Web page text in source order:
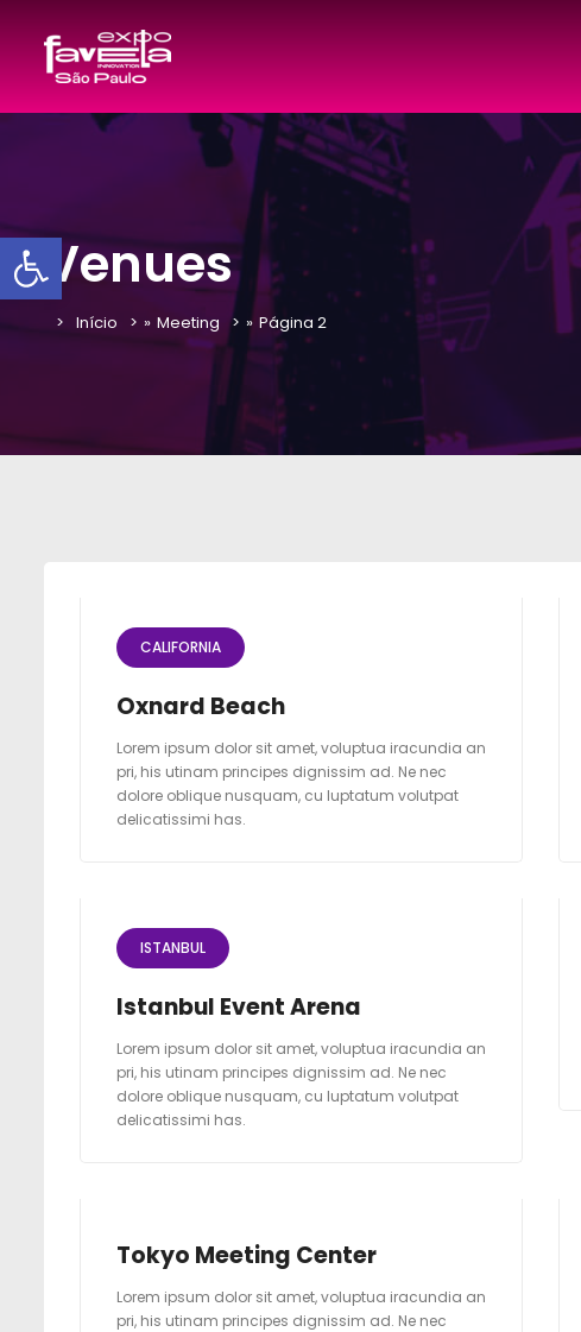
Barra de Ferramentas Aberta
Venues
Início » Meeting » Página 2
CALIFORNIA
Oxnard Beach
Lorem ipsum dolor sit amet, voluptua iracundia an
pri, his utinam principes dignissim ad. Ne nec
dolore oblique nusquam, cu luptatum volutpat
delicatissimi has.
ISTANBUL
Istanbul Event Arena
Lorem ipsum dolor sit amet, voluptua iracundia an
pri, his utinam principes dignissim ad. Ne nec
dolore oblique nusquam, cu luptatum volutpat
delicatissimi has.
Tokyo Meeting Center
Lorem ipsum dolor sit amet, voluptua iracundia an
pri, his utinam principes dignissim ad. Ne nec